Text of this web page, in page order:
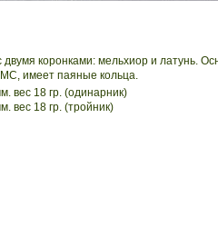
двумя коронками: мельхиор и латунь.
имеет паяные кольца.
вес 18 гр. (одинарник)
вес 18 гр. (тройник)